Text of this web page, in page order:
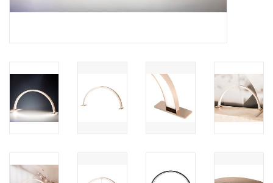
Hema free line/Hypoallergenic
Biab gel/Build It gel